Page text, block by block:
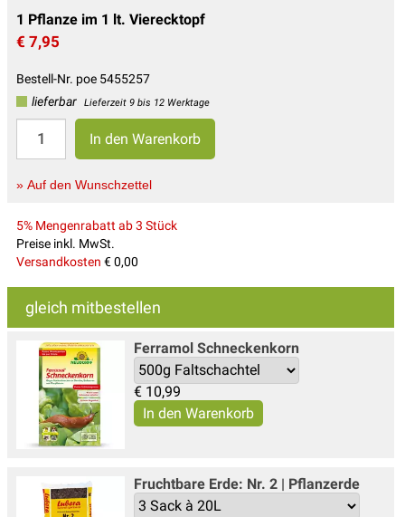
1 Pflanze im 1 lt. Vierecktopf
€ 7,95
Bestell-Nr. poe 5455257
lieferbar
Lieferzeit 9 bis 12 Werktage
» Auf den Wunschzettel
5% Mengenrabatt ab 3 Stück
Preise inkl. MwSt.
Versandkosten € 0,00
gleich mitbestellen
Ferramol Schneckenkorn
€ 10,99
Fruchtbare Erde: Nr. 2 | Pflanzerde